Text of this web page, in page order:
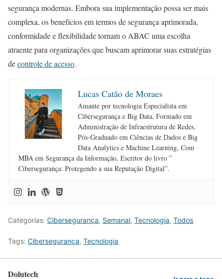
segurança modernas. Embora sua implementação possa ser mais
complexa, os benefícios em termos de segurança aprimorada,
conformidade e flexibilidade tornam o ABAC uma escolha
atraente para organizações que buscam aprimorar suas estratégias
decontrole de acesso.
Lucas Catão de Moraes
Amante por tecnologia Especialista em
Cibersegurança e Big Data, Formado em
Administração de Infraestrutura de Redes,
Pós-Graduado em Ciências de Dados e Big
Data Analytics e Machine Learning, Com
MBA em Segurança da Informação, Escritor do livro ”
Cibersegurança: Protegendo a sua Reputação Digital”.
Categorias: Cibersegurança, Semanal, Tecnologia, Todos
Tags: Cibersegurança, Tecnologia
Dolutech